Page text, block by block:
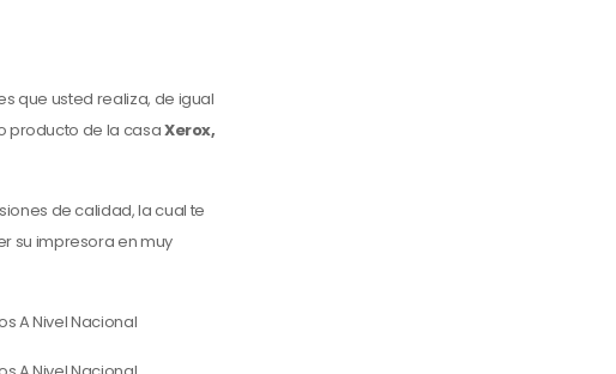
que usted realiza, de igual
producto de la casaXerox,
de calidad, la cual te
su impresora en muy